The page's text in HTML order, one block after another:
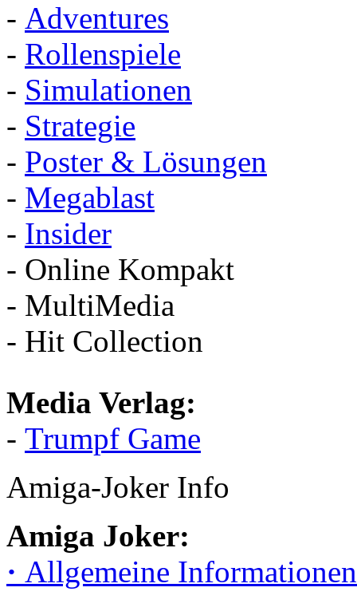
- Adventures
- Rollenspiele
- Simulationen
- Strategie
- Poster & Lösungen
- Megablast
- Insider
- Online Kompakt
- MultiMedia
- Hit Collection
Media Verlag:
- Trumpf Game
Amiga-Joker Info
Amiga Joker:
· Allgemeine Informationen